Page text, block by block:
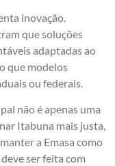
inovação.
que soluções
adaptadas ao
que modelos
ou federais.
não é apenas uma
Itabuna mais justa,
a Emasa como
ser feita com